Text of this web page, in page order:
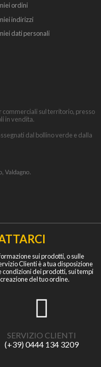
ordini
indirizzi
dati personali
commerciali sul territorio, presso
in vendita.
dal bollino verde e dalla
sui prodotti, o sulle
Clienti è a tua disposizione
condizioni dei prodotti, sui tempi
del tuo ordine.
SERVIZIO CLIENTI
(+39) 0444 134 3209